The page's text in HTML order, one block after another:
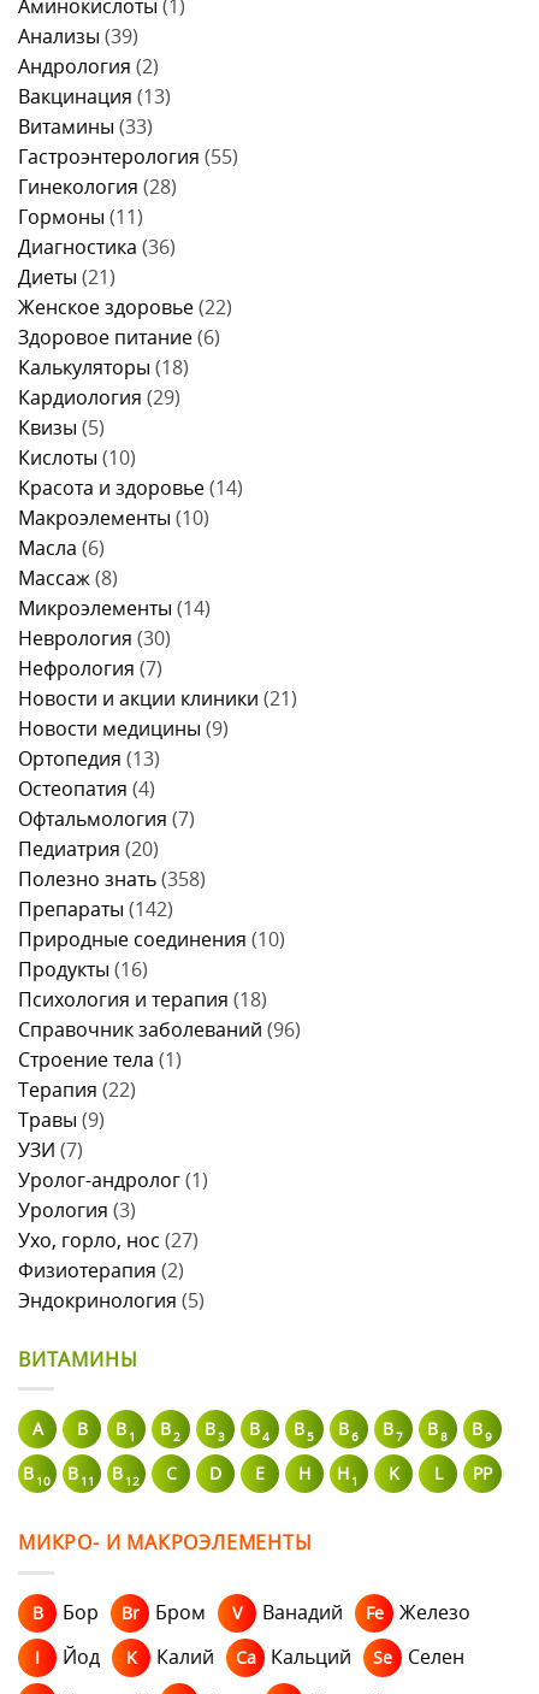
к
врачу
день
–
меню,
продукты
и
правила
питания
Аминокислоты (1)
Анализы (39)
Андрология (2)
Вакцинация (13)
Витамины (33)
Гастроэнтерология (55)
Гинекология (28)
Гормоны (11)
Диагностика (36)
Диеты (21)
Женское здоровье(22)
Здоровое питание(6)
Калькуляторы (18)
Кардиология (29)
Квизы (5)
Кислоты (10)
Красота и здоровье(14)
Макроэлементы (10)
Масла (6)
Массаж(8)
Микроэлементы (14)
Неврология (30)
Нефрология (7)
Новости и акции клиники (21)
Новости медицины (9)
Ортопедия (13)
Остеопатия (4)
Офтальмология (7)
Педиатрия (20)
Полезно знать(358)
Препараты (142)
Природные соединения (10)
Продукты (16)
Психология и терапия (18)
Справочник заболеваний (96)
Строение тела (1)
Терапия (22)
Травы (9)
УЗИ (7)
Уролог-андролог(1)
Урология (3)
Ухо, горло, нос (27)
Физиотерапия (2)
Эндокринология (5)
ВИТАМИНЫ
A В B 1 B2 B3 B4 B5 B6 B7 B8 B9
B 10 B 11 B 12 C D E H H 1 K L PP
МИКРО- И МАКРОЭЛЕМЕНТЫ
B Бор Br Бром V Ванадий Fe Железо
I Йод K Калий Ca Кальций Se Селен